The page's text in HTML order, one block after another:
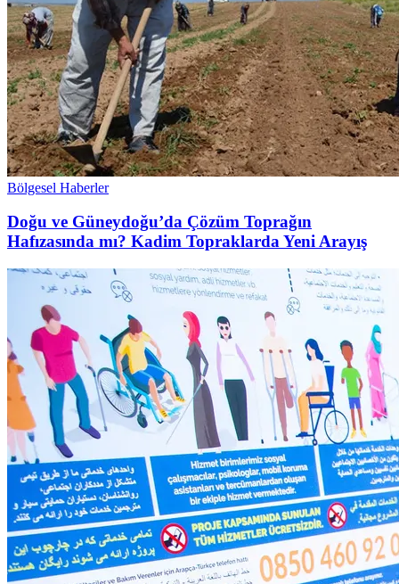
Bölgesel Haberler
Doğu ve Güneydoğu’da Çözüm Toprağın
Hafızasında mı? Kadim Topraklarda Yeni Arayış